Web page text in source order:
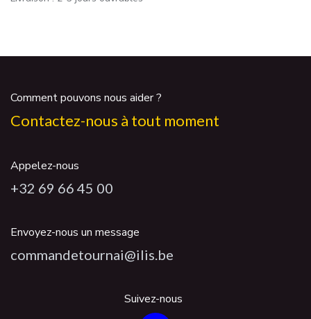
Comment pouvons nous aider ?
Contactez-nous à tout moment
Appelez-nous
+32 69 66 45 00
Envoyez-nous un message
commandetournai@ilis.be
Suivez-nous